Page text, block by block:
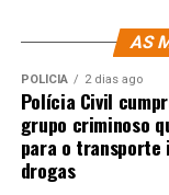
AS
POLÍCIA 2 dias ago
Polícia Civil
grupo criminoso
para o
drogas